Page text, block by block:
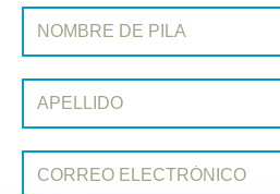
SUSCRIBIRSE A
Nombre de pila:
Apellido:
Correo electrónico: